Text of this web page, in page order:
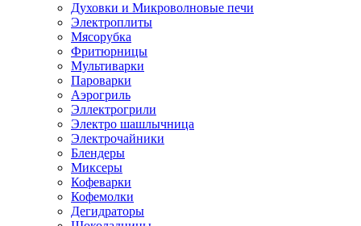
Духовки и Микроволновые печи
Электроплиты
Мясорубка
Фритюрницы
Мультиварки
Пароварки
Аэрогриль
Эллектрогрили
Электро шашлычница
Электрочайники
Блендеры
Миксеры
Кофеварки
Кофемолки
Дегидраторы